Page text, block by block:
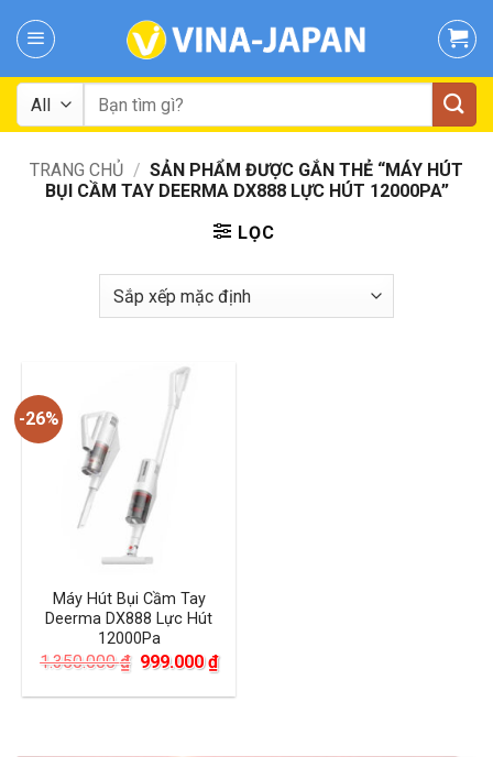
Tìm
kiếm:
TRANG CHỦ / SẢN PHẨM ĐƯỢC GẮN THẺ “MÁY HÚT
BỤI CẦM TAY DEERMA DX888 LỰC HÚT 12000PA”
LỌC
-26%
Máy Hút Bụi Cầm Tay
Deerma DX888 Lực Hút
12000Pa
1.350.000₫ Giá
là:
999.000₫Giá
hiện
tại